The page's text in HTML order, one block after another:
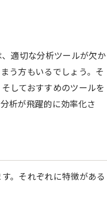
適切な分析ツールが欠か
う方もいるでしょう。そ
しておすすめのツールを
析が飛躍的に効率化さ
。それぞれに特徴がある